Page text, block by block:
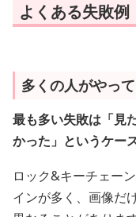
よくある失敗例
多くの人がやっ
最も多い失敗は「見
かった」というケー
ロック&キーチェー
インが多く、画像だ